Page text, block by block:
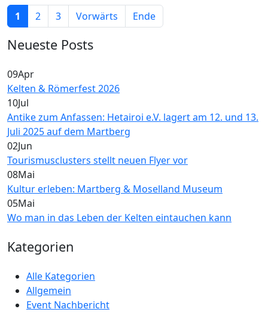
1 2 3 Vorwärts Ende
Neueste Posts
09Apr
Kelten & Römerfest 2026
10Jul
Antike zum Anfassen: Hetairoi e.V. lagert am 12. und 13.
Juli 2025 auf dem Martberg
02Jun
Tourismusclusters stellt neuen Flyer vor
08Mai
Kultur erleben: Martberg & Moselland Museum
05Mai
Wo man in das Leben der Kelten eintauchen kann
Kategorien
Alle Kategorien
Allgemein
Event Nachbericht